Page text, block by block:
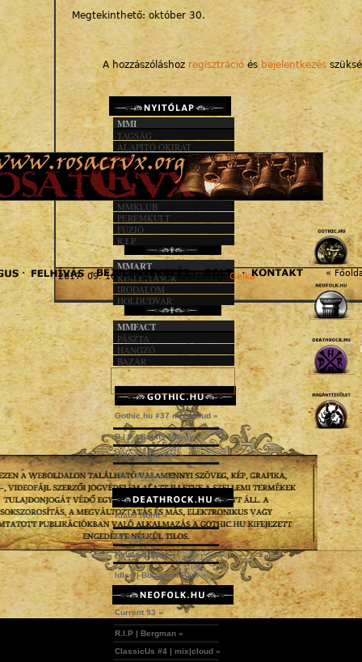
Megtekinthető: október 30.
A hozzászóláshoz regisztráció és bejelentkezés
2017. 09. 10. - 07:29 | © szerzőség: Gelka «
MMI
TAGSÁG
ALAPÍTÓ OKIRAT
KÖZHASZN. JEL.
1%
MMACT
MMKLUB
PEREMKULT
FÚZIÓ
R.I.P.
MMART
KIÁLLÍTÁSOK
IRODALOM
HOLDUDVAR
MMFACT
PÁSZTA
HANGZÓ
BAZÁR
Gothic.hu #37 mix|cloud »
R.I.P | Babits Mihály »
Holtak legendái »
The Creatures »
Klaus Nomi »
Omniozis »
Kylmä Krypta »
Idles | Budapest Park »
Current 93 »
R.I.P | Bergman »
ClassicUs #4 | mix|cloud »